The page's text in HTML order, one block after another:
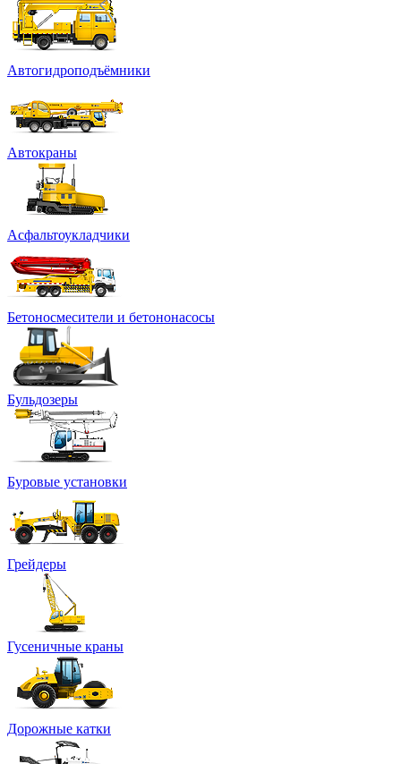
Автогидроподъёмники
Автокраны
Асфальтоукладчики
Бетоносмесители и бетононасосы
Бульдозеры
Буровые установки
Грейдеры
Гусеничные краны
Дорожные катки